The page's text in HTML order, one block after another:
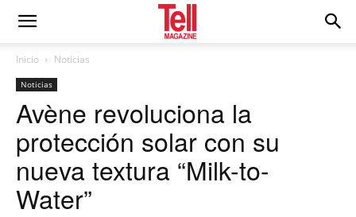
Inicio Noticias
Noticias
Avène revoluciona la
protección solar con su
nueva textura “Milk-to-
Water”